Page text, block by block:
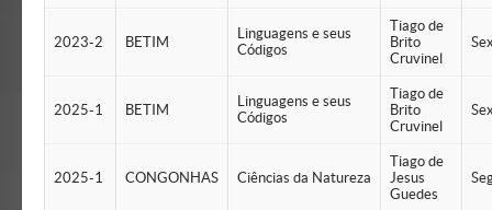
2023-2 BETIM
Linguagens e seus
Códigos
Tiago de
Brito
Cruvinel
2025-1 BETIM
Linguagens e seus
Códigos
Tiago de
Brito
Cruvinel
2025-1 CONGONHAS Ciências da Natureza
Tiago de
Jesus
Guedes